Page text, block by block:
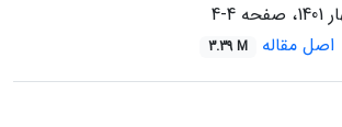
4-4
اصل مقاله 3.39 M